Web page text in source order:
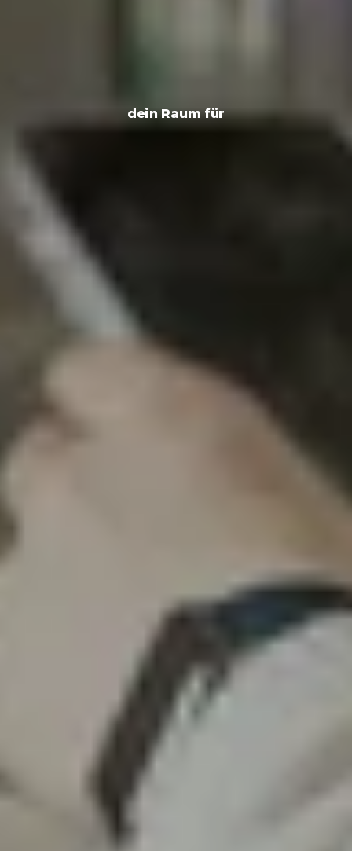
dein Raum für